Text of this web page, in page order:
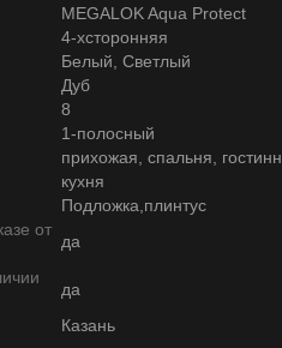
MEGALOK Aqua Protect
4-хсторонняя
Белый, Светлый
Дуб
8
1-полосный
прихожая, спальня,
кухня
Подложка,плинтус
от
да
да
Казань